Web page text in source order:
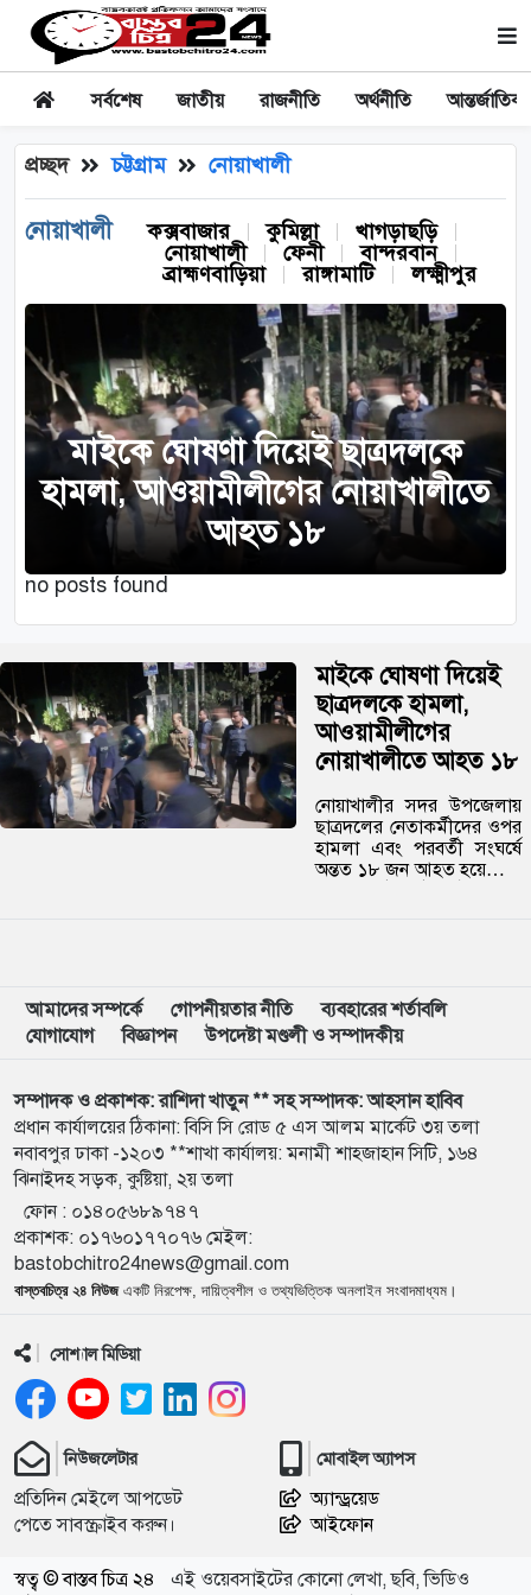
সর্বশেষ জাতীয় রাজনীতি অর্থনীতি আন্তর্জাতিক
প্রচ্ছদ চট্টগ্রাম নোয়াখালী
নোয়াখালী কক্সবাজার কুমিল্লা
খাগড়াছড়ি
নোয়াখালী
ফেনী
বান্দরবান
ব্রাহ্মণবাড়িয়া
রাঙ্গামাটি লক্ষ্মীপুর
মাইকে ঘোষণা দিয়েই ছাত্রদলকে
হামলা, আওয়ামীলীগের নোয়াখালীতে
আহত ১৮
no posts found
মাইকে ঘোষণা দিয়েই
ছাত্রদলকে হামলা,
আওয়ামীলীগের
নোয়াখালীতে আহত ১৮
নোয়াখালীর সদর উপজেলায়
ছাত্রদলের নেতাকর্মীদের ওপর
হামলা এবং পরবর্তী সংঘর্ষে
অন্তত ১৮ জন আহত হয়েছেন।
আমাদের সম্পর্কে
গোপনীয়তার নীতি
ব্যবহারের শর্তাবলি
যোগাযোগ
বিজ্ঞাপন উপদেষ্টা মণ্ডলী ও সম্পাদকীয়
সম্পাদক ও প্রকাশক: রাশিদা খাতুন ** সহ সম্পাদক: আহসান হাবিব
প্রধান কার্যালয়ের ঠিকানা: বিসি সি রোড ৫ এস আলম মার্কেট ৩য় তলা
নবাবপুর ঢাকা -১২০৩ **শাখা কার্যালয়: মনামী শাহজাহান সিটি, ১৬৪
ঝিনাইদহ সড়ক, কুষ্টিয়া, ২য় তলা
ফোন : ০১৪০৫৬৮৯৭৪৭
প্রকাশক: ০১৭৬০১৭৭০৭৬ মেইল:
bastobchitro24news@gmail.com
বাস্তবচিত্র ২৪ নিউজএকটি নিরপেক্ষ, দায়িত্বশীল ও তথ্যভিত্তিক অনলাইন সংবাদমাধ্যম।
সোশ্যাল মিডিয়া
নিউজলেটার
প্রতিদিন মেইলে আপডেট
পেতে সাবস্ক্রাইব করুন।
মোবাইল অ্যাপস
অ্যান্ড্রয়েড
আইফোন
স্বত্ব © বাস্তব চিত্র ২৪
এই ওয়েবসাইটের কোনো লেখা, ছবি, ভিডিও